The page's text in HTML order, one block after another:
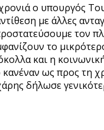
ο υπουργός
με άλλες
τον
το
και η
ως προς τη
δήλωσε